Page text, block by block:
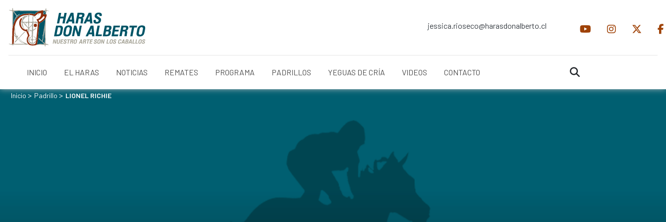
jessica.rioseco@harasdonalberto.cl
INICIO EL HARAS NOTICIAS REMATES PROGRAMA PADRILLOS YEGUAS DE CRÍA VIDEOS CONTACTO
Inicio> Padrillo> LIONEL RICHIE